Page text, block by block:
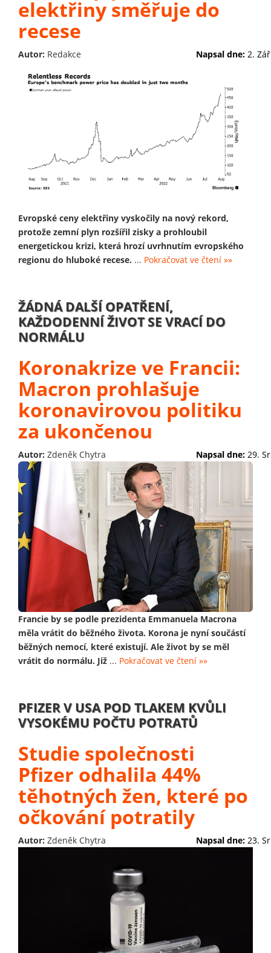
elektřiny směřuje do
recese
Autor: Redakce Napsal dne: 2.
Evropské ceny elektřiny vyskočily na nový rekord,
protože zemní plyn rozšířil zisky a prohloubil
energetickou krizi, která hrozí uvrhnutím evropského
regionu do hluboké recese. ... Pokračovat ve čtení »»
ŽÁDNÁ DALŠÍ OPATŘENÍ,
KAŽDODENNÍ ŽIVOT SE VRACÍ DO
NORMÁLU
Koronakrize ve Francii:
Macron prohlašuje
koronavirovou politiku
za ukončenou
Autor: Zdeněk Chytra Napsal dne: 29.
Francie by se podle prezidenta Emmanuela Macrona
měla vrátit do běžného života. Korona je nyní součástí
běžných nemocí, které existují. Ale život by se měl
vrátit do normálu. Již ... Pokračovat ve čtení »»
PFIZER V USA POD TLAKEM KVŮLI
VYSOKÉMU POČTU POTRATŮ
Studie společnosti
Pfizer odhalila 44%
těhotných žen, které po
očkování potratily
Autor: Zdeněk Chytra Napsal dne: 23.